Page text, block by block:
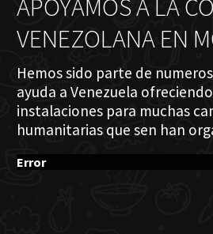
APOYAMOS A LA
VENEZOLANA EN
Hemos sido parte de
ayuda a Venezuela
instalaciones para muchas
humanitarias que sen han
Error